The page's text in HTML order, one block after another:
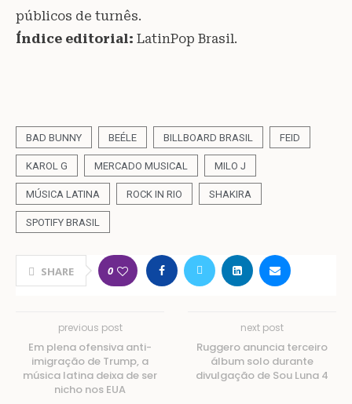
públicos de turnês.
Índice editorial: LatinPop Brasil.
BAD BUNNY BEÉLE BILLBOARD BRASIL FEID
KAROL G MERCADO MUSICAL MILO J
MÚSICA LATINA ROCK IN RIO SHAKIRA
SPOTIFY BRASIL
SHARE 0
previous post
Em plena ofensiva anti-
imigração de Trump, a
música latina deixa de ser
nicho nos EUA
next post
Ruggero anuncia terceiro
álbum solo durante
divulgação de Sou Luna 4